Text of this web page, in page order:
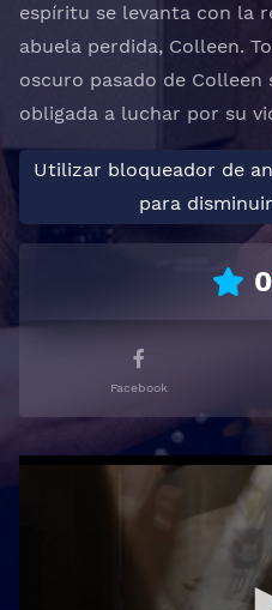
espíritu se levanta con la
abuela perdida, Colleen.
oscuro pasado de Colleen
obligada a luchar por su
Utilizar bloqueador de
para
0
Facebook